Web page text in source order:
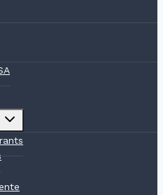
Untermenü